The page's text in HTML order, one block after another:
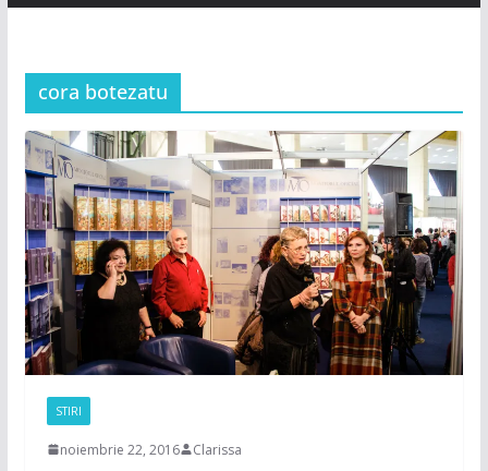
cora botezatu
STIRI
noiembrie 22, 2016 Clarissa